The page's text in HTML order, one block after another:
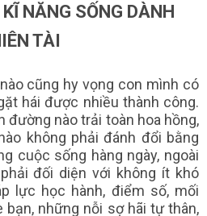
NĂNG SỐNG DÀNH
TÀI
cũng hy vọng con mình có
hái được nhiều thành công.
đường nào trải toàn hoa hồng,
không phải đánh đổi bằng
cuộc sống hàng ngày, ngoài
đối diện với không ít khó
lực học hành, điểm số, mối
bạn, những nỗi sợ hãi tự thân,